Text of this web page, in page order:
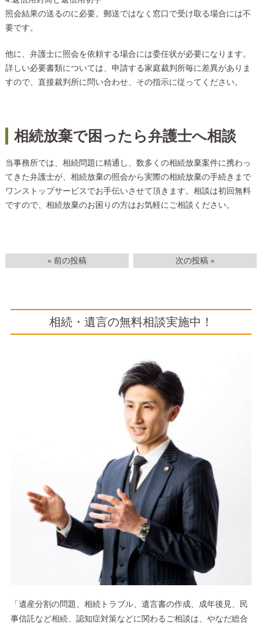
照会結果の送るのに必要。郵送ではなく窓口で受け取る場合には不
要です。
他に、弁護士に照会を依頼する場合には委任状が必要になります。
詳しい必要書類については、申請する家庭裁判所毎に差異がありま
すので、直接裁判所に問い合わせ、その指示に従ってください。
相続放棄で困ったら弁護士へ相談
当事務所では、相続問題に精通し、数多くの相続放棄案件に携わっ
てきた弁護士が、相続放棄の照会から実際の相続放棄の手続きまで
ワンストップサービスでお手伝いさせて頂きます。相談は初回無料
ですので、相続放棄のお困りの方はお気軽にご相談ください。
« 前の投稿 次の投稿 »
相続・遺言の無料相談実施中！
「遺産分割の問題、相続トラブル、遺言書の作成、成年後見、民
事信託など相続、認知症対策などに関わるご相談は、やなだ総合